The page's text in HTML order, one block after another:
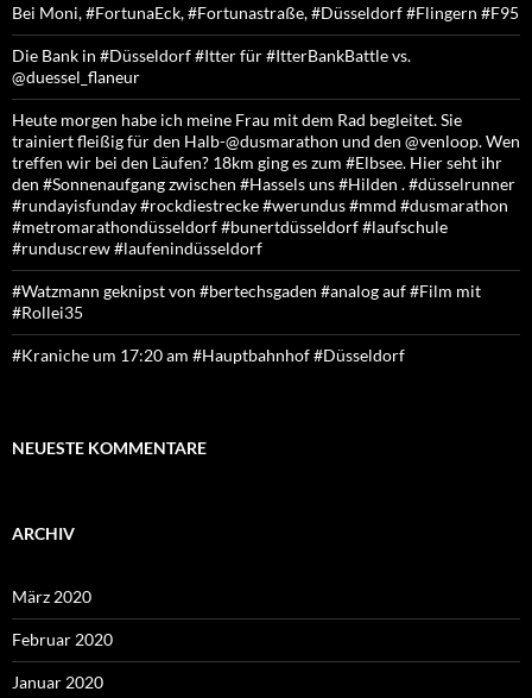
Bei Moni, #FortunaEck, #Fortunastraße, #Düsseldorf #Flingern #F95
Die Bank in #Düsseldorf #Itter für #ItterBankBattle vs.
@duessel_flaneur
Heute morgen habe ich meine Frau mit dem Rad begleitet. Sie
trainiert fleißig für den Halb-@dusmarathon und den @venloop. Wen
treffen wir bei den Läufen? 18km ging es zum #Elbsee. Hier seht ihr
den #Sonnenaufgang zwischen #Hassels uns #Hilden . #düsselrunner
#rundayisfunday #rockdiestrecke #werundus #mmd #dusmarathon
#metromarathondüsseldorf #bunertdüsseldorf #laufschule
#runduscrew #laufenindüsseldorf
#Watzmann geknipst von #bertechsgaden #analog auf #Film mit
#Rollei35
#Kraniche um 17:20 am #Hauptbahnhof #Düsseldorf
NEUESTE KOMMENTARE
ARCHIV
März 2020
Februar 2020
Januar 2020